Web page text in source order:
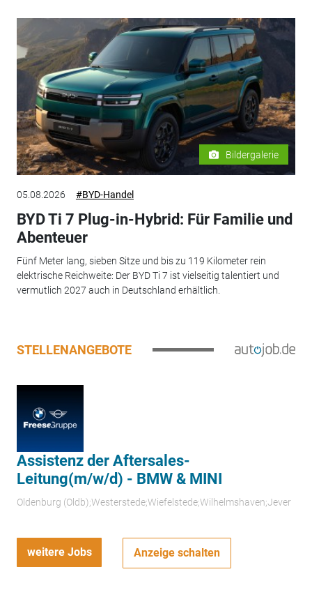
Bildergalerie
05.08.2026 #BYD-Handel
BYD Ti 7 Plug-in-Hybrid: Für Familie und
Abenteuer
Fünf Meter lang, sieben Sitze und bis zu 119 Kilometer rein
elektrische Reichweite: Der BYD Ti 7 ist vielseitig talentiert und
vermutlich 2027 auch in Deutschland erhältlich.
STELLENANGEBOTE
Assistenz der Aftersales-
Leitung(m/w/d) - BMW & MINI
Oldenburg (Oldb);Westerstede;Wiefelstede;Wilhelmshaven;Jever
weitere Jobs Anzeige schalten